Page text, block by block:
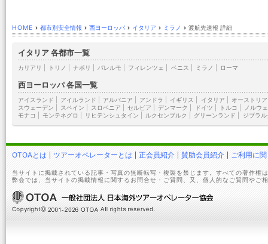
HOME › 都市別安全情報 › 西ヨーロッパ › イタリア › ミラノ › 渡航先速報 詳細
イタリア 各都市一覧
カリアリ トリノ ナポリ パレルモ フィレンツェ ベニス ミラノ ローマ
西ヨーロッパ 各国一覧
アイスランド アイルランド アルバニア アンドラ イギリス イタリア オーストリア
スウェーデン
スペイン スロベニア セルビア デンマーク ドイツ トルコ
ノルウ
モナコ
モンテネグロ リヒテンシュタイン ルクセンブルク グリーンランド ジブラル
OTOAとは ツアーオペレーターとは 正会員紹介 賛助会員紹介 ご利用に
当サイトに掲載されている記事・写真の無断転写・複製を禁じます。すべての著作権
弊会では、当サイトの掲載情報に関するお問合せ・ご質問、又、個人的なご質問やご